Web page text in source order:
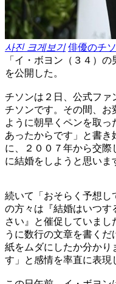
사진 크게보기 俳優のチソ
「イ・ボヨン（３４）
を公開した。
チソンは２日、公式ファ
チソンです。その間、
ように朝早くペンを取
あったからです」と書き
に、２００７年から交際
に結婚をしようと思いま
続いて「おそらく予想し
の方々は『結婚はいつす
さい』と催促していまし
うに数行の文章を書く
紙をムダにしたか分かり
す」と感情を率直に表現